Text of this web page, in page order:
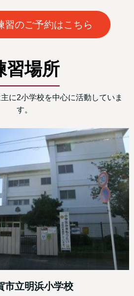
習のご予約はこちら
習場所
に2小学校を中心に活動していま
す。
市立明浜小学校